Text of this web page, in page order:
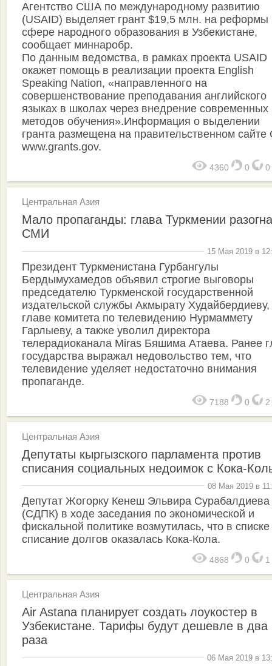
Агентство США по международному развитию
(USAID) выделяет грант $19,5 млн. на реформы
сфере народного образования в Узбекистане,
сообщает миннаробр.
По данным ведомства, в рамках проекта USAID
окажет помощь в реализации проекта English
Speaking Nation, «направленного на
совершенствование преподавания английского
языках в школах через внедрение современных
методов обучения».Информация о выделении
гранта размещена на правительственном
www.grants.gov.
4360 0 0
Центральная Азия
Мало пропаганды: глава Туркмении
СМИ
15 Мая 2019 в
Президент Туркменистана Гурбангулы
Бердымухамедов объявил строгие выговоры
председателю Туркменской государственной
издательской службы Акмырату Худайбердиеву,
главе комитета по телевидению Нурмаммету
Гарлыеву, а также уволил директора
телерадиоканала Miras Бяшима Атаева. Ранее
государства выражал недовольство тем, что
телевидение уделяет недостаточно внимания
пропаганде.
7188 0 2
Центральная Азия
Депутаты кыргызского парламента против
списания социальных недоимок с Кока-
08 Мая 2019 в
Депутат Жогорку Кенеш Эльвира Сурабалдиева
(СДПК) в ходе заседания по экономической и
фискальной политике возмутилась, что в
списание долгов оказалась Кока-Кола.
4868 0 1
Центральная Азия
Air Astana планирует создать лоукостер в
Узбекистане. Тарифы будут дешевле в два
раза
06 Мая 2019 в